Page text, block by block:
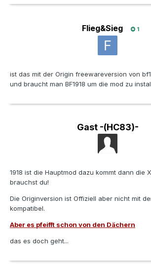
Flieg&Sieg 1
ist das mit der Origin freewareversion von
und braucht man BF1918 um die mod zu
Gast -(HC83)-
1918 ist die Hauptmod dazu kommt dann die
brauchst du!
Die Originversion ist Offiziell aber nicht mit
kompatibel.
Aber es pfeifft schon von den Dächern
das es doch geht...